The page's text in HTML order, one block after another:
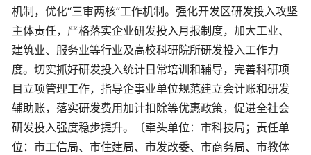
机制，优化“三审两核”工作机制。强化开发区研发投入攻坚
主体责任，严格落实企业研发投入月报制度，加大工业、
建筑业、服务业等行业及高校科研院所研发投入工作力
度。切实抓好研发投入统计日常培训和辅导，完善科研项
目立项管理工作，指导企事业单位规范建立会计账和研发
辅助账，落实研发费用加计扣除等优惠政策，促进全社会
研发投入强度稳步提升。〔牵头单位：市科技局；责任单
位：市工信局、市住建局、市发改委、市商务局、市教体